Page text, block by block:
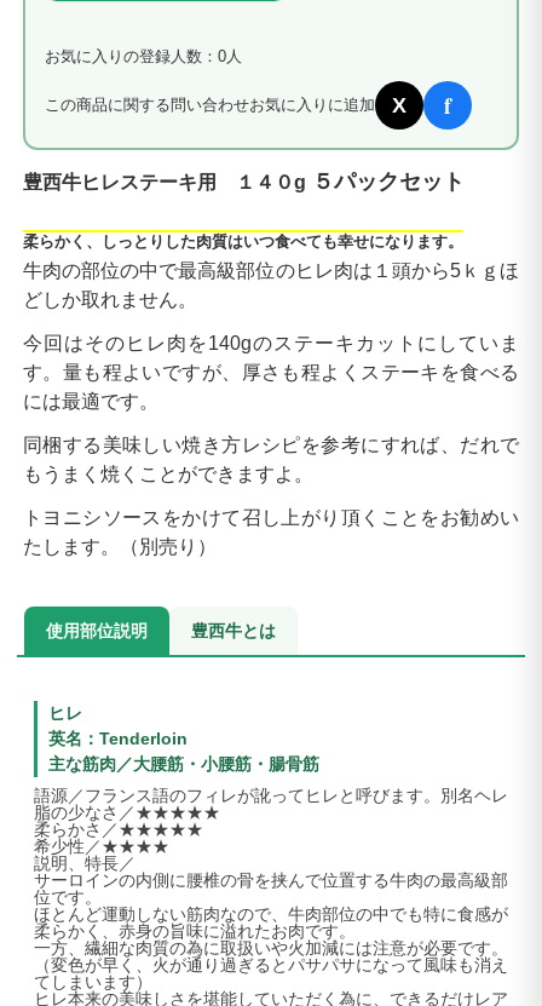
お気に入りの登録人数：0人
この商品に関する問い合わせお気に入りに追加 X f
豊西牛ヒレステーキ用 １４０g ５パックセット
柔らかく、しっとりした肉質はいつ食べても幸せになります。
牛肉の部位の中で最高級部位のヒレ肉は１頭から5ｋｇほ
どしか取れません。
今回はそのヒレ肉を140gのステーキカットにしていま
す。量も程よいですが、厚さも程よくステーキを食べる
には最適です。
同梱する美味しい焼き方レシピを参考にすれば、だれで
もうまく焼くことができますよ。
トヨニシソースをかけて召し上がり頂くことをお勧めい
たします。（別売り）
使用部位説明 豊西牛とは
ヒレ
英名：Tenderloin
主な筋肉／大腰筋・小腰筋・腸骨筋
語源／フランス語のフィレが訛ってヒレと呼びます。別名ヘレ
脂の少なさ／★★★★★
柔らかさ／★★★★★
希少性／★★★★
説明、特長／
サーロインの内側に腰椎の骨を挟んで位置する牛肉の最高級部
位です。
ほとんど運動しない筋肉なので、牛肉部位の中でも特に食感が
柔らかく、赤身の旨味に溢れたお肉です。
一方、繊細な肉質の為に取扱いや火加減には注意が必要です。
（変色が早く、火が通り過ぎるとパサパサになって風味も消え
てしまいます）
ヒレ本来の美味しさを堪能していただく為に、できるだけレア